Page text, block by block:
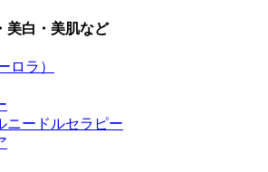
美白・美肌など
ロラ）
ニードルセラピー